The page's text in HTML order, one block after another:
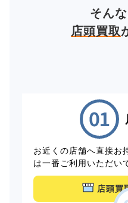
そん
店頭買取
お近くの店舗へ直接お
は一番ご利用いただい
店頭買